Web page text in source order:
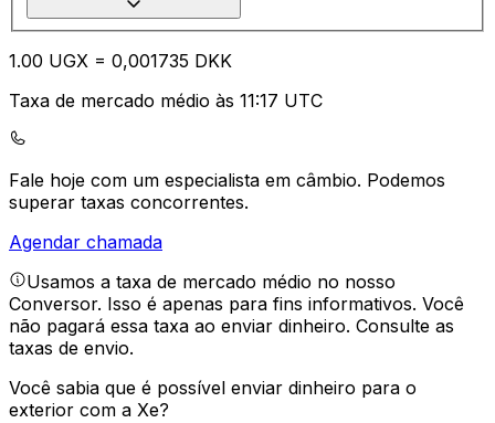
1.00 UGX = 0,001735 DKK
Taxa de mercado médio às 11:17 UTC
Fale hoje com um especialista em câmbio. Podemos
superar taxas concorrentes.
Agendar chamada
Usamos a taxa de mercado médio no nosso
Conversor. Isso é apenas para fins informativos. Você
não pagará essa taxa ao enviar dinheiro. Consulte as
taxas de envio.
Você sabia que é possível enviar dinheiro para o
exterior com a Xe?